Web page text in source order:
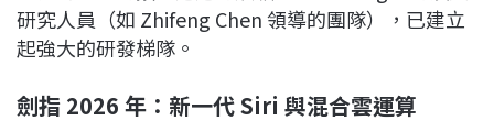
研究人員（如 Zhifeng Chen 領導的團隊），已建立
起強大的研發梯隊。
劍指 2026 年：新一代 Siri 與混合雲運算